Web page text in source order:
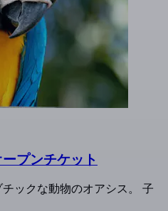
プンチケット
ックな動物のオアシス。 子